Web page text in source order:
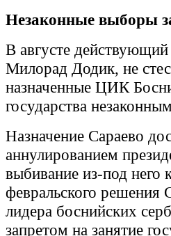
Незаконные выборы
В августе
Милорад Додик, не
назначенные ЦИК
государства
Назначение Сараево
аннулированием
выбивание из-под него
февральского решения
лидера боснийских
запретом на занятие